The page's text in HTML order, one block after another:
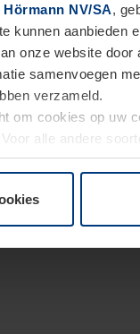
Hörmann NV/SA,
kunnen aanbieden
onze website
samenvoegen
verzameld.
om cookies op uw
alle andere
op pagina